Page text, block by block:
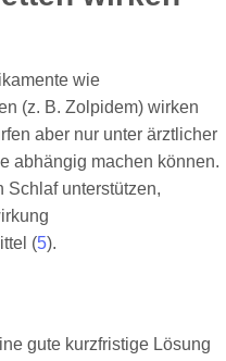
wie
(z. B. Zolpidem) wirken
aber nur unter ärztlicher
abhängig machen können.
Schlaf unterstützen,
(5).
gute kurzfristige Lösung